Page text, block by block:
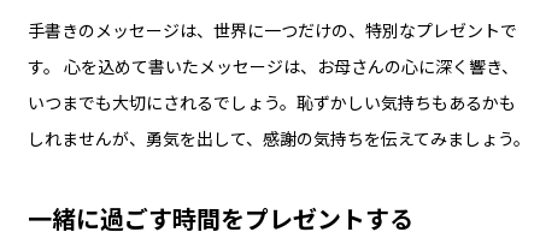
手書きのメッセージは、世界に一つだけの、特別なプレゼントで
す。 心を込めて書いたメッセージは、お母さんの心に深く響き、
いつまでも大切にされるでしょう。恥ずかしい気持ちもあるかも
しれませんが、勇気を出して、感謝の気持ちを伝えてみましょう。
一緒に過ごす時間をプレゼントする